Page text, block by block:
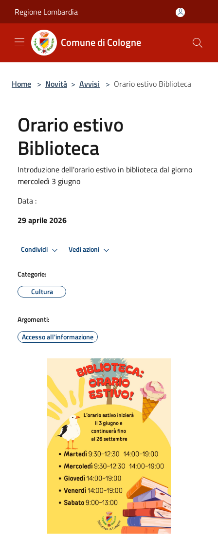
Regione Lombardia
Comune di Cologne
Home > Novità > Avvisi > Orario estivo Biblioteca
Orario estivo
Biblioteca
Introduzione dell'orario estivo in biblioteca dal giorno
mercoledì 3 giugno
Data :
29 aprile 2026
Condividi Vedi azioni
Categorie:
Cultura
Argomenti:
Accesso all'informazione